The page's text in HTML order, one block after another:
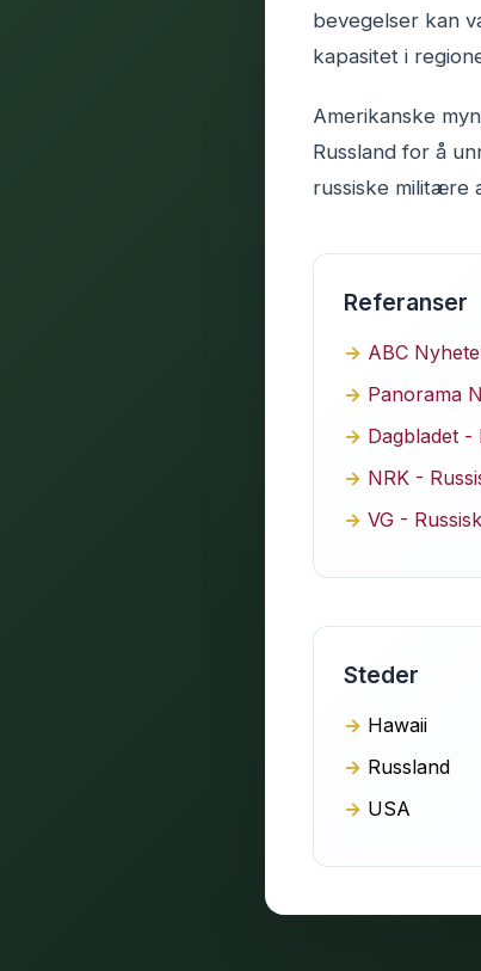
bevegelser kan
kapasitet i
Amerikanske
Russland for å
russiske militære
Referanser
ABC
Panorama
Dagbladet
NRK -
VG -
Steder
Hawaii
Russland
USA